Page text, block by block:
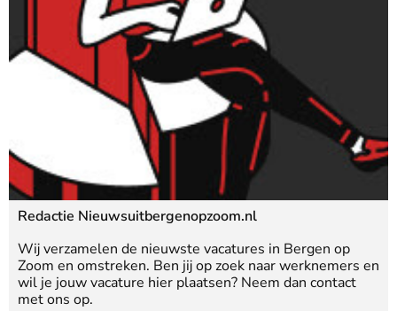
Redactie Nieuwsuitbergenopzoom.nl
Wij verzamelen de nieuwste vacatures in Bergen op
Zoom en omstreken. Ben jij op zoek naar werknemers en
wil je jouw vacature hier plaatsen? Neem dan contact
met ons op.